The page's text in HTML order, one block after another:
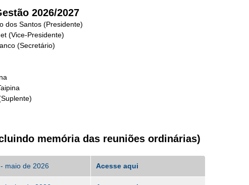
2026/2027
dos Santos (Presidente)
(Vice-Presidente)
(Secretário)
memória das reuniões ordinárias)
maio de 2026 Acesse aqui